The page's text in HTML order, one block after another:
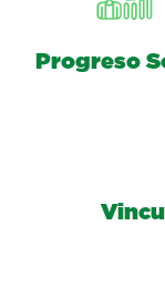
Progreso